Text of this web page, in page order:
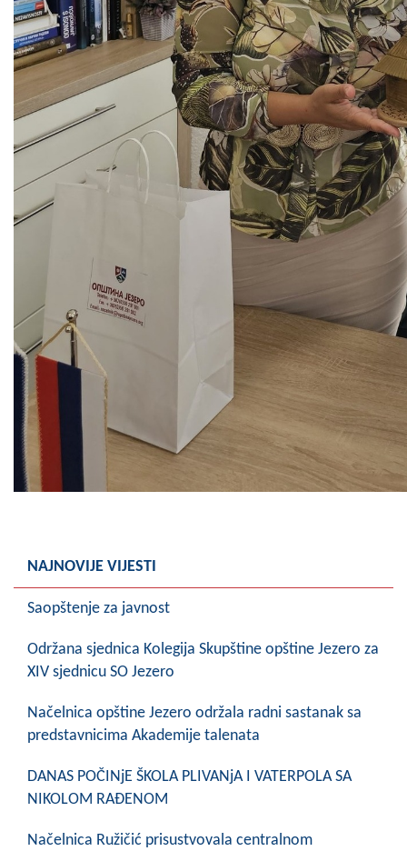
NAJNOVIJE VIJESTI
Saopštenje za javnost
Održana sjednica Kolegija Skupštine opštine Jezero za
XIV sjednicu SO Jezero
Načelnica opštine Jezero održala radni sastanak sa
predstavnicima Akademije talenata
DANAS POČINjE ŠKOLA PLIVANjA I VATERPOLA SA
NIKOLOM RAĐENOM
Načelnica Ružičić prisustvovala centralnom